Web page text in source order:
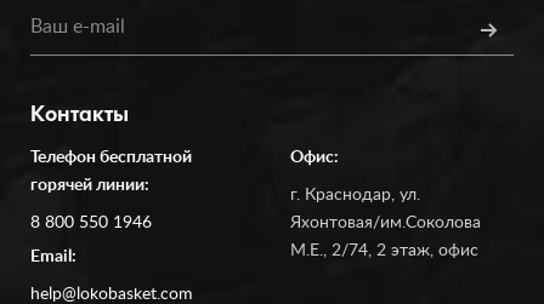
Контакты
Телефон бесплатной
горячей линии:
8 800 550 1946
Email:
help@lokobasket.com
Офис:
г. Краснодар, ул.
Яхонтовая/им.Соколова
М.Е., 2/74, 2 этаж, офис